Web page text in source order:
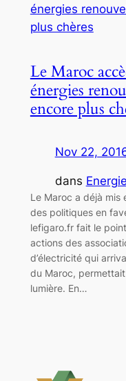
Le Maroc
énergies
encore plus
Nov 22,
dans Energie
Le Maroc a déjà mis
des politiques en
lefigaro.fr fait le
actions des
d’électricité qui
du Maroc,
lumière. En…